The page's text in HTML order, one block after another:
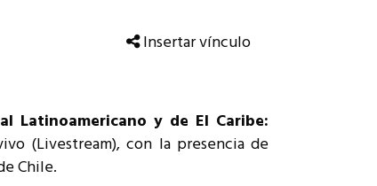
Insertar vínculo
Latinoamericano y de El Caribe:
(Livestream), con la presencia de
Chile.